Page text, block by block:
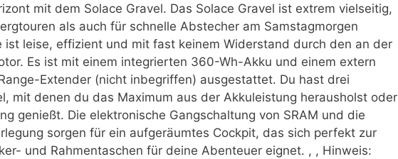
mit dem Solace Gravel. Das Solace Gravel ist extrem vielseitig,
als auch für schnelle Abstecher am Samstagmorgen
ist leise, effizient und mit fast keinem Widerstand durch den an der
Es ist mit einem integrierten 360-Wh-Akku und einem extern
Extender (nicht inbegriffen) ausgestattet. Du hast drei
mit denen du das Maximum aus der Akkuleistung herausholst oder
genießt. Die elektronische Gangschaltung von SRAM und die
sorgen für ein aufgeräumtes Cockpit, das sich perfekt zur
und Rahmentaschen für deine Abenteuer eignet. , , Hinweis: